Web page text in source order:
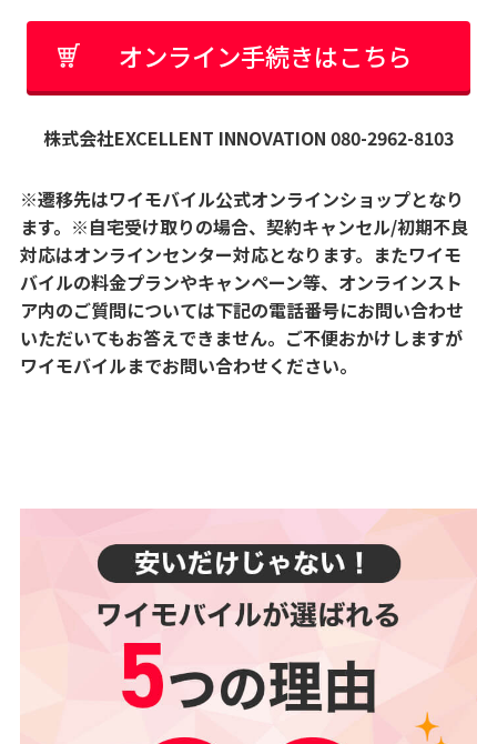
オンライン手続きはこちら
株式会社EXCELLENT INNOVATION 080-2962-8103
※遷移先はワイモバイル公式オンラインショップとなり
ます。※自宅受け取りの場合、契約キャンセル/初期不良
対応はオンラインセンター対応となります。またワイモ
バイルの料金プランやキャンペーン等、オンラインスト
ア内のご質問については下記の電話番号にお問い合わせ
いただいてもお答えできません。ご不便おかけしますが
ワイモバイルまでお問い合わせください。